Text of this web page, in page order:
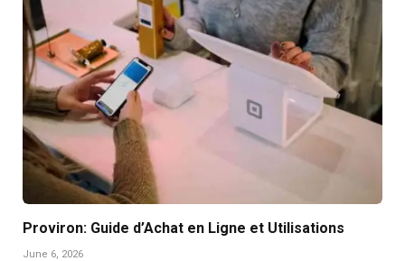
Proviron: Guide d’Achat en Ligne et Utilisations
June 6, 2026